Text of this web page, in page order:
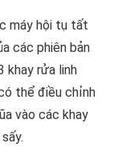
máy hội tụ tất
các phiên bản
khay rửa linh
thể điều chỉnh
vào các khay